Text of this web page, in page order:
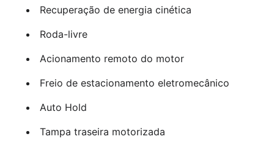
Recuperação de energia cinética
Roda-livre
Acionamento remoto do motor
Freio de estacionamento eletromecânico
Auto Hold
Tampa traseira motorizada